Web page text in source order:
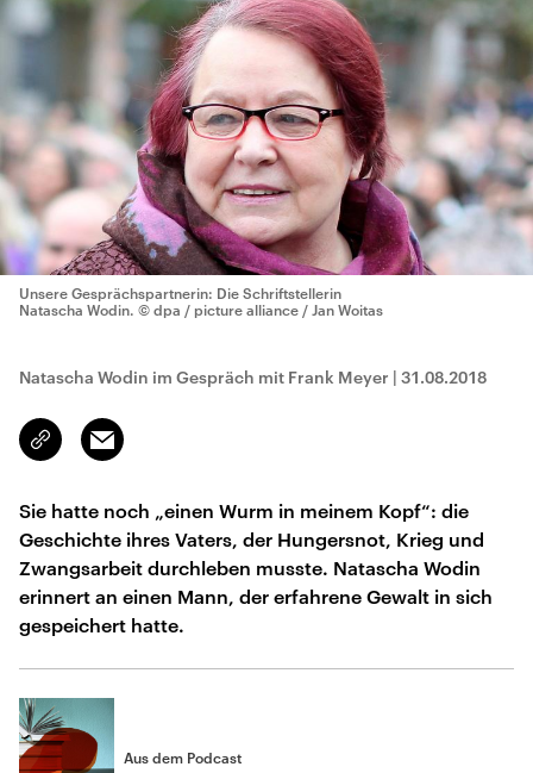
Unsere Gesprächspartnerin: Die Schriftstellerin
Natascha Wodin. © dpa / picture alliance / Jan Woitas
Natascha Wodin im Gespräch mit Frank Meyer | 31.08.2018
Link
kopieren/teilen
Email
Sie hatte noch „einen Wurm in meinem Kopf“: die
Geschichte ihres Vaters, der Hungersnot, Krieg und
Zwangsarbeit durchleben musste. Natascha Wodin
erinnert an einen Mann, der erfahrene Gewalt in sich
gespeichert hatte.
Aus dem Podcast